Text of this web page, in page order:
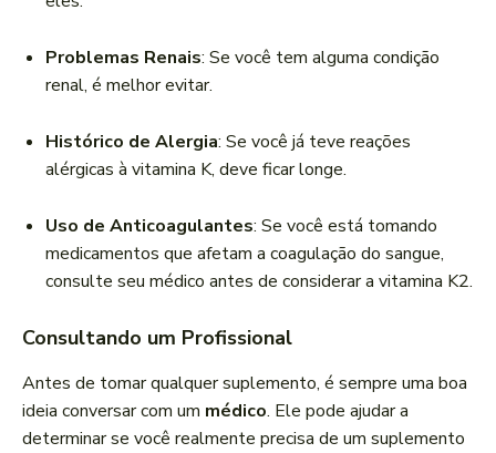
Problemas Renais: Se você tem alguma condição
renal, é melhor evitar.
Histórico de Alergia: Se você já teve reações
alérgicas à vitamina K, deve ficar longe.
Uso de Anticoagulantes: Se você está tomando
medicamentos que afetam a coagulação do sangue,
consulte seu médico antes de considerar a vitamina K2.
Consultando um Profissional
Antes de tomar qualquer suplemento, é sempre uma boa
ideia conversar com um médico. Ele pode ajudar a
determinar se você realmente precisa de um suplemento